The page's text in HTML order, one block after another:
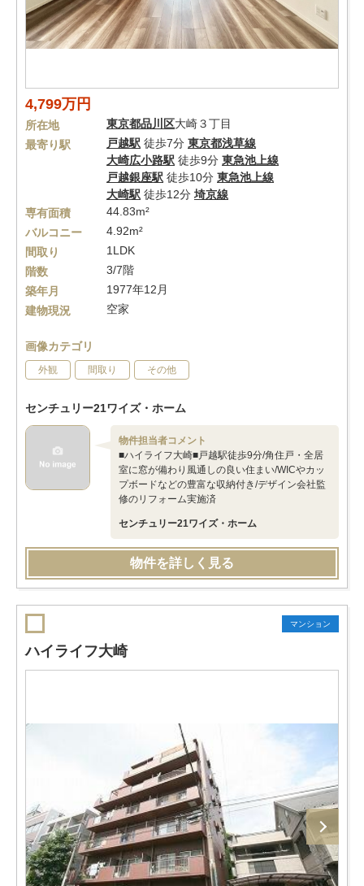
4,799万円
所在地 東京都品川区大崎３丁目
最寄り駅
戸越駅 徒歩7分 東京都浅草線
大崎広小路駅 徒歩9分 東急池上線
戸越銀座駅 徒歩10分 東急池上線
大崎駅 徒歩12分 埼京線
専有面積
44.83m²
バルコニー
4.92m²
間取り
1LDK
階数
3/7階
築年月
1977年12月
建物現況
空家
画像カテゴリ
外観 間取り その他
センチュリー21ワイズ・ホーム
物件担当者コメント
■ハイライフ大崎■戸越駅徒歩9分/角住戸・全居
室に窓が備わり風通しの良い住まい/WICやカッ
プボードなどの豊富な収納付き/デザイン会社監
修のリフォーム実施済
センチュリー21ワイズ・ホーム
物件を詳しく見る
マンション
ハイライフ大崎